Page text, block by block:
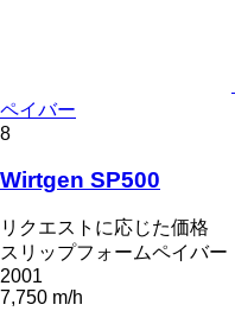
ペイバー
8
Wirtgen SP500
リクエストに応じた価格
スリップフォームペイバー
2001
7,750 m/h